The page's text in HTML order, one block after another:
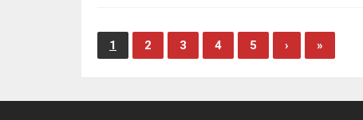
1 2 3 4 5 › »